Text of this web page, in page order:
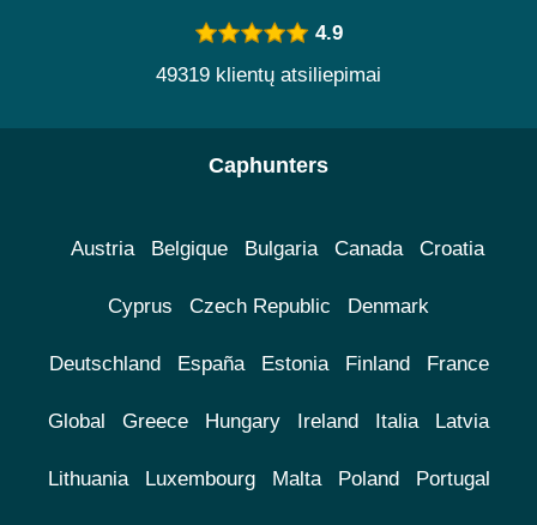
4.9
49319 klientų atsiliepimai
Caphunters
Austria Belgique Bulgaria Canada Croatia
Cyprus Czech Republic Denmark
Deutschland España Estonia Finland France
Global Greece Hungary Ireland Italia Latvia
Lithuania Luxembourg Malta Poland Portugal